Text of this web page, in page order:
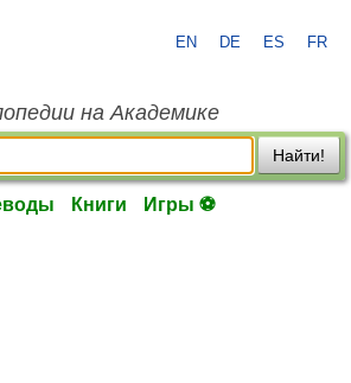
EN DE ES FR
на Академике
Найти!
Книги Игры ⚽